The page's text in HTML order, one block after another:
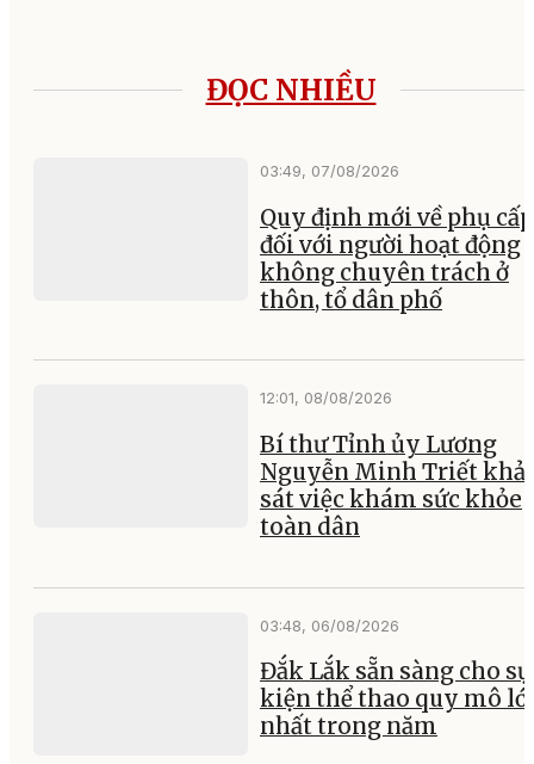
ĐỌC NHIỀU
03:49, 07/08/2026
Quy định mới về phụ cấp
đối với người hoạt động
không chuyên trách ở
thôn, tổ dân phố
12:01, 08/08/2026
Bí thư Tỉnh ủy Lương
Nguyễn Minh Triết
sát việc khám sức khỏe
toàn dân
03:48, 06/08/2026
Đắk Lắk sẵn sàng cho sự
kiện thể thao quy mô
nhất trong năm